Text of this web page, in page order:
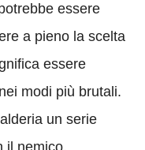
essere
a pieno la scelta
essere
modi più brutali.
un serie